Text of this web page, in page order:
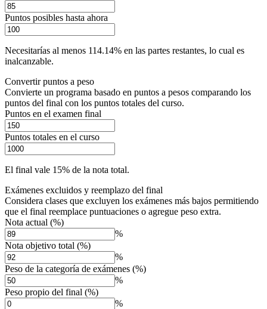
Puntos posibles hasta ahora
Necesitarías al menos 114.14% en las partes restantes, lo cual es
inalcanzable.
Convertir puntos a peso
Convierte un programa basado en puntos a pesos comparando los
puntos del final con los puntos totales del curso.
Puntos en el examen final
Puntos totales en el curso
El final vale 15% de la nota total.
Exámenes excluidos y reemplazo del final
Considera clases que excluyen los exámenes más bajos permitiendo
que el final reemplace puntuaciones o agregue peso extra.
Nota actual (%)
%
Nota objetivo total (%)
%
Peso de la categoría de exámenes (%)
%
Peso propio del final (%)
%